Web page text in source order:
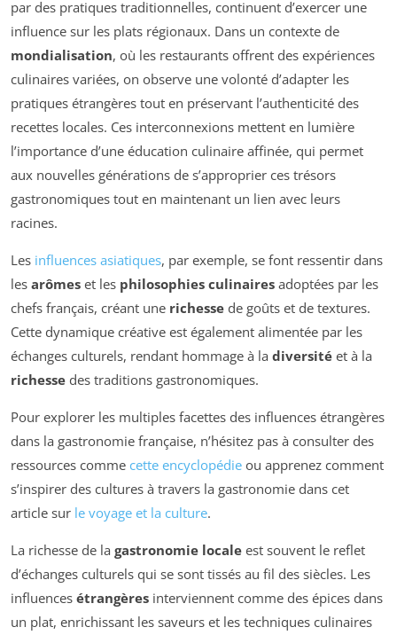
par des pratiques traditionnelles, continuent d’exercer une
influence sur les plats régionaux. Dans un contexte de
mondialisation, où les restaurants offrent des expériences
culinaires variées, on observe une volonté d’adapter les
pratiques étrangères tout en préservant l’authenticité des
recettes locales. Ces interconnexions mettent en lumière
l’importance d’une éducation culinaire affinée, qui permet
aux nouvelles générations de s’approprier ces trésors
gastronomiques tout en maintenant un lien avec leurs
racines.
Les influences asiatiques, par exemple, se font ressentir dans
les arômes et les philosophies culinaires adoptées par les
chefs français, créant une richesse de goûts et de textures.
Cette dynamique créative est également alimentée par les
échanges culturels, rendant hommage à la diversité et à la
richesse des traditions gastronomiques.
Pour explorer les multiples facettes des influences étrangères
dans la gastronomie française, n’hésitez pas à consulter des
ressources comme cette encyclopédie ou apprenez comment
s’inspirer des cultures à travers la gastronomie dans cet
article sur le voyage et la culture.
La richesse de la gastronomie locale est souvent le reflet
d’échanges culturels qui se sont tissés au fil des siècles. Les
influences étrangères interviennent comme des épices dans
un plat, enrichissant les saveurs et les techniques culinaires